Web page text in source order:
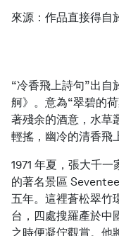
來源：作品直接得自
“冷香飛上詩句”出自
舸》。意為“翠碧的
著殘余的酒意，水草
輕搖，幽冷的清香飛
1971 年夏，張大千
的著名景區
五年。這裡蒼松翠竹
台，四處搜羅產於中
之時便凝佇觀賞。他